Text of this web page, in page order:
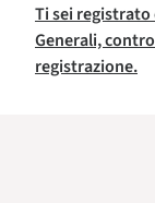
Ti sei registrato
Generali,
registrazione.